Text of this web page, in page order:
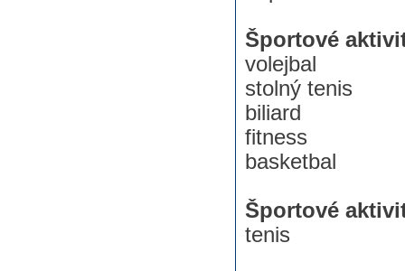
Športové
volejbal
stolný tenis
biliard
fitness
basketbal
Športové
tenis